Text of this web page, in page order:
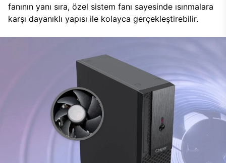
fanının yanı sıra, özel sistem fanı sayesinde ısınmalara
karşı dayanıklı yapısı ile kolayca gerçekleştirebilir.